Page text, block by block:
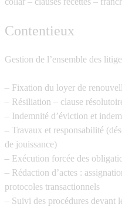
Contentieux
Gestion de l’ensemble des
– Fixation du loyer de
– Résiliation – clause
– Indemnité d’éviction et
– Travaux et responsabilité
de jouissance)
– Exécution forcée des
– Rédaction d’actes :
protocoles transactionnels
– Suivi des procédures devant